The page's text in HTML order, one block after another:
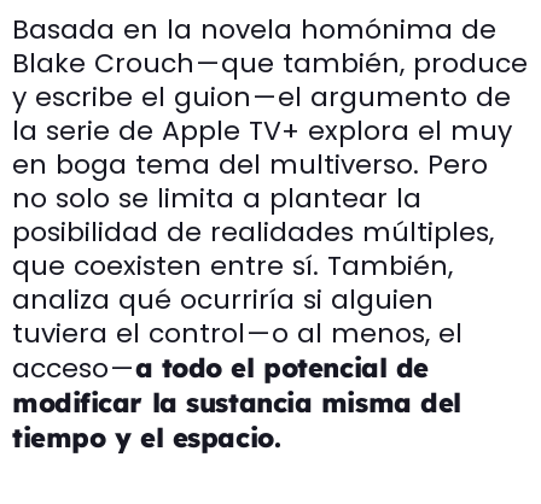
Basada en la novela homónima de
Blake Crouch — que también, produce
y escribe el guion — el argumento de
la serie de Apple TV+ explora el muy
en boga tema del multiverso. Pero
no solo se limita a plantear la
posibilidad de realidades múltiples,
que coexisten entre sí. También,
analiza qué ocurriría si alguien
tuviera el control — o al menos, el
acceso —a todo el potencial de
modificar la sustancia misma del
tiempo y el espacio.